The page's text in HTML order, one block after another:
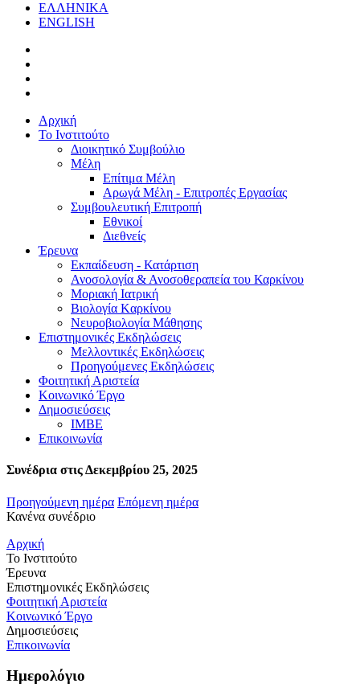
ΕΛΛΗΝΙΚΑ
ENGLISH
Αρχική
Το Ινστιτούτο
Διοικητικό Συμβούλιο
Μέλη
Επίτιμα Μέλη
Αρωγά Μέλη - Επιτροπές Εργασίας
Συμβουλευτική Επιτροπή
Εθνικοί
Διεθνείς
Έρευνα
Εκπαίδευση - Κατάρτιση
Ανοσολογία & Ανοσοθεραπεία του Καρκίνου
Μοριακή Ιατρική
Βιολογία Kαρκίνου
Νευροβιολογία Μάθησης
Επιστημονικές Εκδηλώσεις
Μελλοντικές Εκδηλώσεις
Προηγούμενες Εκδηλώσεις
Φοιτητική Αριστεία
Κοινωνικό Έργο
Δημοσιεύσεις
ΙΜΒΕ
Επικοινωνία
Συνέδρια στις Δεκεμβρίου 25, 2025
Προηγούμενη ημέρα Επόμενη ημέρα
Κανένα συνέδριο
Αρχική
Το Ινστιτούτο
Έρευνα
Επιστημονικές Εκδηλώσεις
Φοιτητική Αριστεία
Κοινωνικό Έργο
Δημοσιεύσεις
Επικοινωνία
Ημερολόγιο